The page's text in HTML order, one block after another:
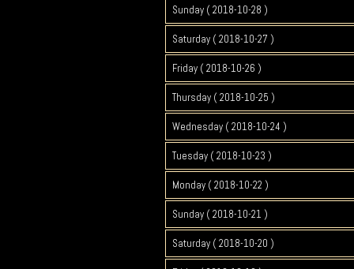
Sunday ( 2018-10-28 )
Saturday ( 2018-10-27 )
Friday ( 2018-10-26 )
Thursday ( 2018-10-25 )
Wednesday ( 2018-10-24 )
Tuesday ( 2018-10-23 )
Monday ( 2018-10-22 )
Sunday ( 2018-10-21 )
Saturday ( 2018-10-20 )